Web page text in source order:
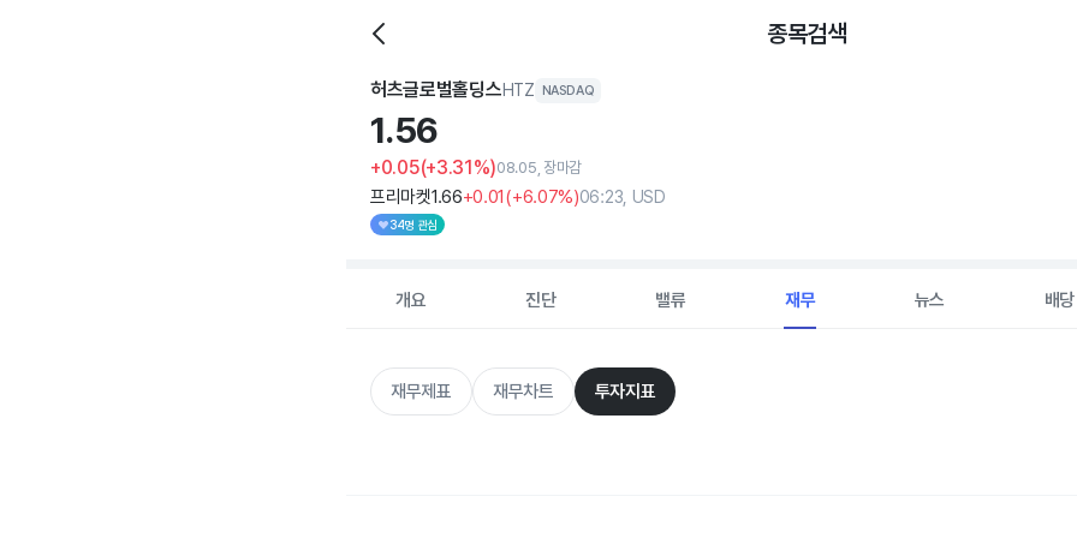
종목검색
허츠글로벌홀딩스HTZ NASDAQ
1.56
+0.05(+3.31%)08.05, 장마감
프리마켓1.66+0.01(+6.07%)06:23, USD
34명 관심
개요 진단 밸류 재무 뉴스 배당
재무제표 재무차트 투자지표